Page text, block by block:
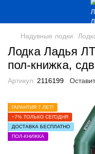
Надувные лодки
Лодка Ладья
пол-книжка,
Артикул: 2116199
ГАРАНТИЯ 7 ЛЕТ!
−7% ТОЛЬКО СЕГОДНЯ
ДОСТАВКА БЕСПЛАТНО
ПОЛ-КНИЖКА